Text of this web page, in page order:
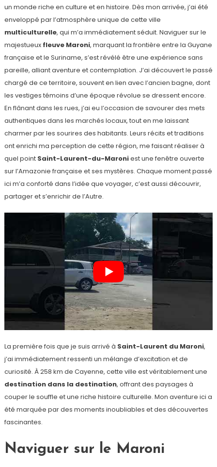
un monde riche en culture et en histoire. Dès mon arrivée, j’ai été
enveloppé par l’atmosphère unique de cette ville
multiculturelle, qui m’a immédiatement séduit. Naviguer sur le
majestueux fleuve Maroni, marquant la frontière entre la Guyane
française et le Suriname, s’est révélé être une expérience sans
pareille, alliant aventure et contemplation. J’ai découvert le passé
chargé de ce territoire, souvent en lien avec l’ancien bagne, dont
les vestiges témoins d’une époque révolue se dressent encore.
En flânant dans les rues, j’ai eu l’occasion de savourer des mets
authentiques dans les marchés locaux, tout en me laissant
charmer par les sourires des habitants. Leurs récits et traditions
ont enrichi ma perception de cette région, me faisant réaliser à
quel point Saint-Laurent-du-Maroniest une fenêtre ouverte
sur l’Amazonie française et ses mystères. Chaque moment passé
ici m’a conforté dans l’idée que voyager, c’est aussi découvrir,
partager et s’enrichir de l’Autre.
La première fois que je suis arrivé à Saint-Laurent du Maroni,
j’ai immédiatement ressenti un mélange d’excitation et de
curiosité. À 258 km de Cayenne, cette ville est véritablement une
destination dans la destination, offrant des paysages à
couper le souffle et une riche histoire culturelle. Mon aventure ici a
été marquée par des moments inoubliables et des découvertes
fascinantes.
Naviguer sur le Maroni